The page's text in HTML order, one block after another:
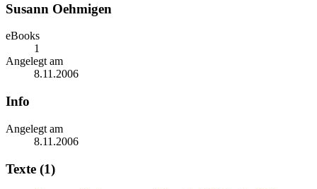
Susann Oehmigen
eBooks
1
Angelegt am
8.11.2006
Info
Angelegt am
8.11.2006
Texte (1)